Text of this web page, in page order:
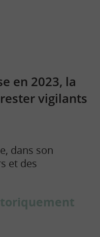
en 2023, la
vigilants
dans son
et des